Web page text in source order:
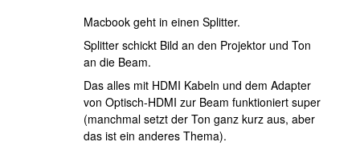
Macbook geht in einen Splitter.
Splitter schickt Bild an den Projektor und Ton
an die Beam.
Das alles mit HDMI Kabeln und dem Adapter
von Optisch-HDMI zur Beam funktioniert super
(manchmal setzt der Ton ganz kurz aus, aber
das ist ein anderes Thema).